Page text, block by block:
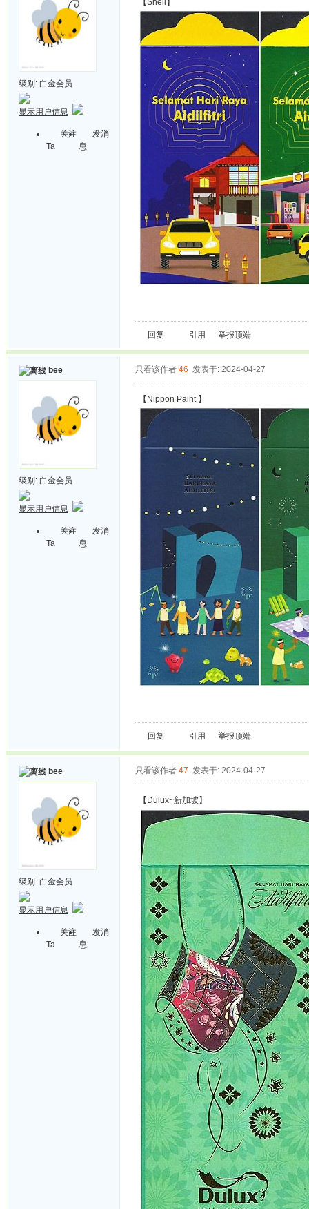
级别: 白金会员
显示用户信息
关注
Ta
发消
息
【Shell】
回复 引用 举报顶端
bee
级别: 白金会员
显示用户信息
关注
Ta
发消
息
只看该作者 46 发表于: 2024-04-27
【Nippon Paint 】
回复 引用 举报顶端
bee
级别: 白金会员
显示用户信息
关注
Ta
发消
息
只看该作者 47 发表于: 2024-04-27
【Dulux~新加坡】